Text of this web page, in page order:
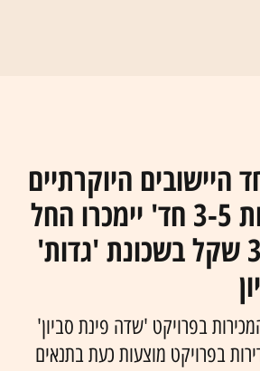
היישובים היוקרתיים
בישראל: דירות 3-5 חד' יימכרו החל
מ-3,160,000 שקל בשכונת 'גדות'
בפרויקט 'שדה פינת סביון'
בפרויקט מוצעות כעת בתנאים